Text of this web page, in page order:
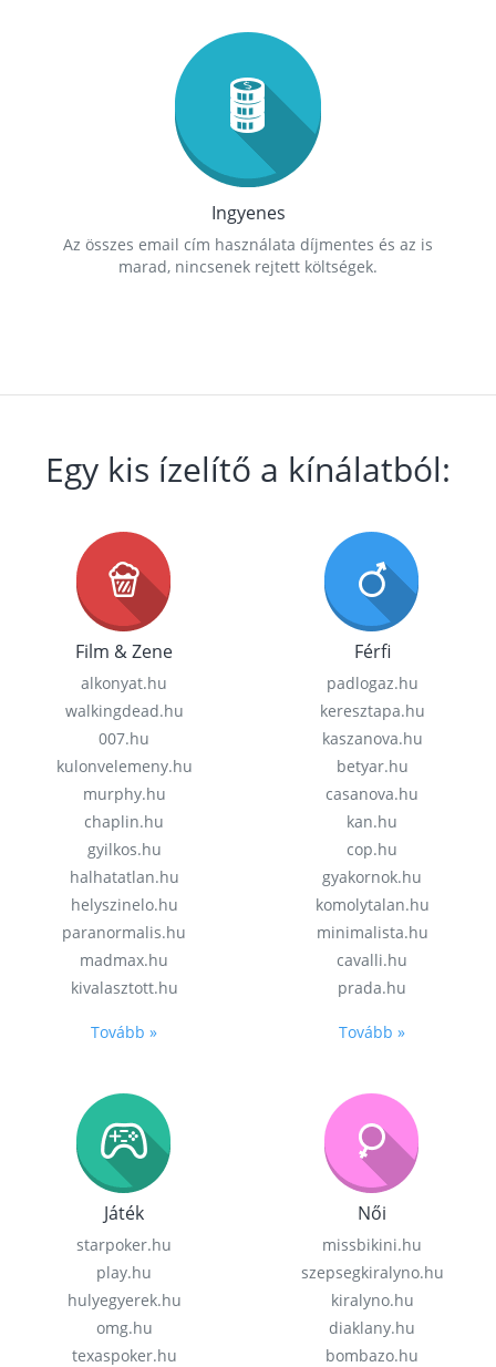
Ingyenes
Az összes email cím használata díjmentes és az is
marad, nincsenek rejtett költségek.
Egy kis ízelítő a kínálatból:
Film & Zene
alkonyat.hu
walkingdead.hu
007.hu
kulonvelemeny.hu
murphy.hu
chaplin.hu
gyilkos.hu
halhatatlan.hu
helyszinelo.hu
paranormalis.hu
madmax.hu
kivalasztott.hu
Tovább »
Férfi
padlogaz.hu
keresztapa.hu
kaszanova.hu
betyar.hu
casanova.hu
kan.hu
cop.hu
gyakornok.hu
komolytalan.hu
minimalista.hu
cavalli.hu
prada.hu
Tovább »
Játék
starpoker.hu
play.hu
hulyegyerek.hu
omg.hu
texaspoker.hu
Női
missbikini.hu
szepsegkiralyno.hu
kiralyno.hu
diaklany.hu
bombazo.hu